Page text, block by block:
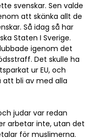
svenskar. Sen valde
att skänka allt de
Så idag så har
Staten I Sverige.
igenom det
Det skulle ha
ur EU, och
att bli av med alla
judar var redan
arbetar inte, utan det
för muslimerna.